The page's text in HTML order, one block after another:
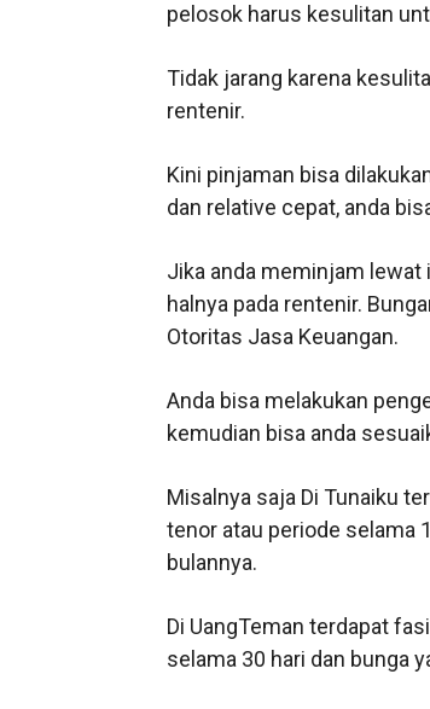
pelosok harus kesulitan
Tidak jarang karena
rentenir.
Kini pinjaman bisa
dan relative cepat, anda
Jika anda meminjam lewat
halnya pada rentenir.
Otoritas Jasa Keuangan.
Anda bisa melakukan
kemudian bisa anda
Misalnya saja Di Tunaiku
tenor atau periode selama
bulannya.
Di UangTeman terdapat
selama 30 hari dan bunga